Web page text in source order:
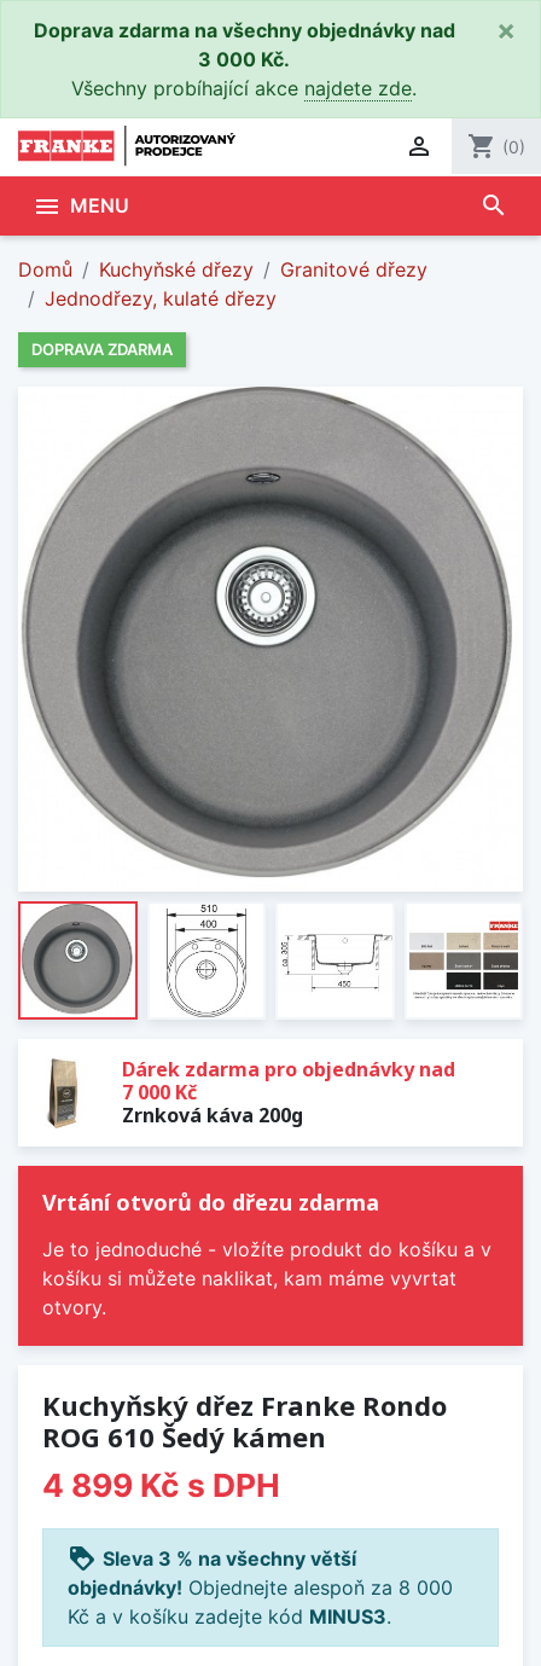
Doprava zdarma na všechny objednávky nad
3 000 Kč.
Všechny probíhající akce najdete zde.
×
 shopping_cart (0)
 MENU search
Domů Kuchyňské dřezy
Granitové dřezy
Jednodřezy, kulaté dřezy
DOPRAVA ZDARMA
Dárek zdarma pro objednávky nad
7 000 Kč
Zrnková káva 200g
Vrtání otvorů do dřezu zdarma
Je to jednoduché - vložíte produkt do košíku a v
košíku si můžete naklikat, kam máme vyvrtat
otvory.
Kuchyňský dřez Franke Rondo
ROG 610 Šedý kámen
4 899 Kč s DPH
loyalty Sleva 3 % na všechny větší
objednávky! Objednejte alespoň za 8 000
Kč a v košíku zadejte kód MINUS3.